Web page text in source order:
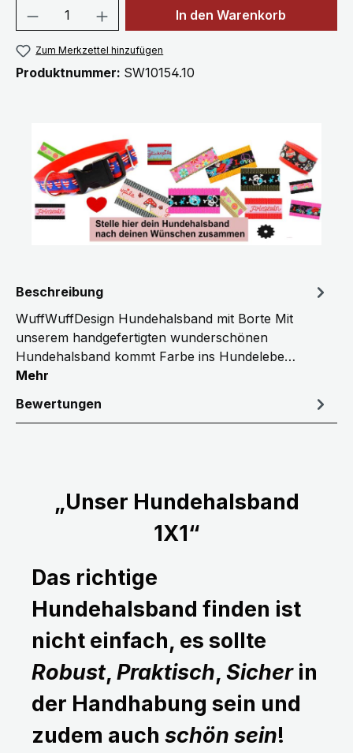
Produkt Anzahl: Gib denIn den Warenkorb
Zum Merkzettel hinzufügen
Produktnummer: SW10154.10
Beschreibung
WuffWuffDesign Hundehalsband mit Borte Mit
unserem handgefertigten wunderschönen
Hundehalsband kommt Farbe ins Hundelebe…
Mehr
Bewertungen
„Unser Hundehalsband
1X1“
Das richtige
Hundehalsband finden ist
nicht einfach, es sollte
Robust, Praktisch, Sicherin
der Handhabung sein und
zudem auch schön sein!